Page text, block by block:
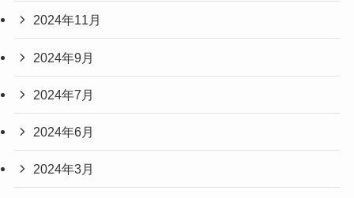
2024年11月
2024年9月
2024年7月
2024年6月
2024年3月